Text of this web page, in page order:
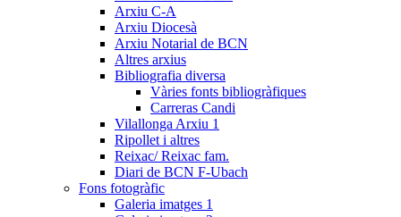
Arxiu C-A
Arxiu Diocesà
Arxiu Notarial de BCN
Altres arxius
Bibliografia diversa
Vàries fonts bibliogràfiques
Carreras Candi
Vilallonga Arxiu 1
Ripollet i altres
Reixac/ Reixac fam.
Diari de BCN F-Ubach
Fons fotogràfic
Galeria imatges 1